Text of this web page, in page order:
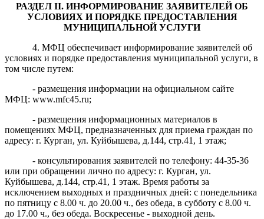
РАЗДЕЛ II. ИНФОРМИРОВАНИЕ ЗАЯВИТЕЛЕЙ ОБ
УСЛОВИЯХ И ПОРЯДКЕ ПРЕДОСТАВЛЕНИЯ
МУНИЦИПАЛЬНОЙ УСЛУГИ
4. МФЦ обеспечивает информирование заявителей об
условиях и порядке предоставления муниципальной услуги, в
том числе путем:
- размещения информации на официальном сайте
МФЦ: www.mfc45.ru;
- размещения информационных материалов в
помещениях МФЦ, предназначенных для приема граждан по
адресу: г. Курган, ул. Куйбышева, д.144, стр.41, 1 этаж;
- консультирования заявителей по телефону: 44-35-36
или при обращении лично по адресу: г. Курган, ул.
Куйбышева, д.144, стр.41, 1 этаж. Время работы за
исключением выходных и праздничных дней: с понедельника
по пятницу с 8.00 ч. до 20.00 ч., без обеда, в субботу с 8.00 ч.
до 17.00 ч., без обеда. Воскресенье - выходной день.